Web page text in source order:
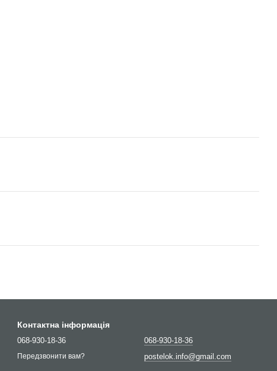
Контактна інформація
068-930-18-36
Передзвонити вам?
068-930-18-36
postelok.info@gmail.com